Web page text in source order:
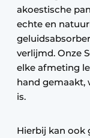
akoestische
echte en
verlijmd. Onze
elke afmeting
hand gemaakt,
is.
Hierbij kan ook